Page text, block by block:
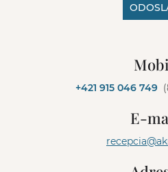
+421 915 046 749
E-